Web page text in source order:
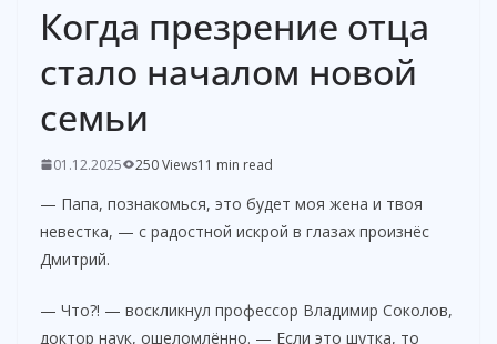
Когда презрение отца
стало началом новой
семьи
01.12.2025 250 Views11 min read
— Папа, познакомься, это будет моя жена и твоя
невестка, — с радостной искрой в глазах произнёс
Дмитрий.
— Что?! — воскликнул профессор Владимир Соколов,
доктор наук, ошеломлённо. — Если это шутка, то